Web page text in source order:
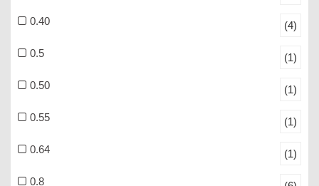
0.40 (4)
0.5 (1)
0.50 (1)
0.55 (1)
0.64 (1)
0.8